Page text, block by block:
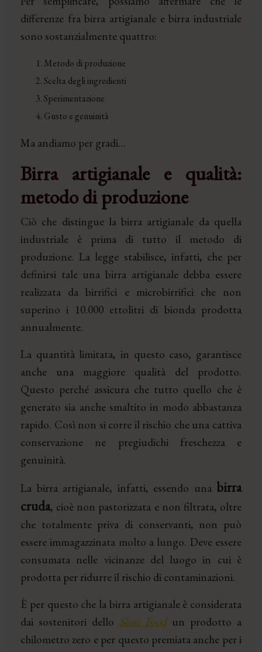
differenze fra birra artigianale e birra industriale
sono sostanzialmente quattro:
Metodo di produzione
Scelta degli ingredienti
Sperimentazione
Gusto e genuinità
Ma andiamo per gradi…
Birra artigianale e qualità:
metodo di produzione
Ciò che distingue la birra artigianale da quella
industriale è prima di tutto il metodo di
produzione. La legge stabilisce, infatti, che per
definirsi tale una birra artigianale debba essere
realizzata da birrifici e microbirrifici che non
superino i 10.000 ettolitri di bionda prodotta
annualmente.
La quantità limitata, in questo caso, garantisce
anche una maggiore qualità del prodotto.
Questo perché assicura che tutto quello che è
generato sia anche smaltito in modo abbastanza
rapido. Così non si corre il rischio che una cattiva
conservazione ne pregiudichi freschezza e
genuinità.
La birra artigianale, infatti, essendo una birra
cruda, cioè non pastorizzata e non filtrata, oltre
che totalmente priva di conservanti, non può
essere immagazzinata molto a lungo. Deve essere
consumata nelle vicinanze del luogo in cui è
prodotta per ridurre il rischio di contaminazioni.
È per questo che la birra artigianale è considerata
dai sostenitori dello Slow Foodun prodotto a
chilometro zero e per questo premiata anche per i